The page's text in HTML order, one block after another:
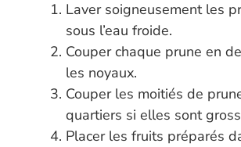
Laver soigneusement les
sous l’eau froide.
Couper chaque prune en
les noyaux.
Couper les moitiés de
quartiers si elles sont
Placer les fruits préparés